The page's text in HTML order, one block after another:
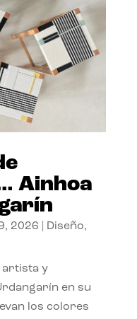
Ainhoa
2026 Diseño,
artista y
en su
los colores